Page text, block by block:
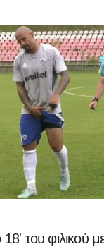
του φιλικού